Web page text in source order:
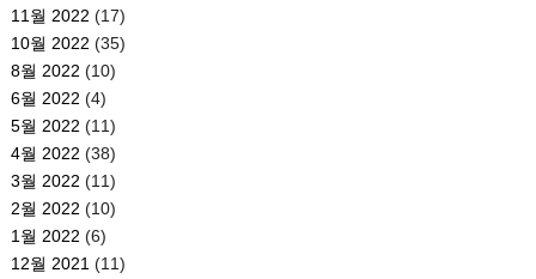
11월 2022 (17)
10월 2022 (35)
8월 2022 (10)
6월 2022 (4)
5월 2022 (11)
4월 2022 (38)
3월 2022 (11)
2월 2022 (10)
1월 2022 (6)
12월 2021 (11)